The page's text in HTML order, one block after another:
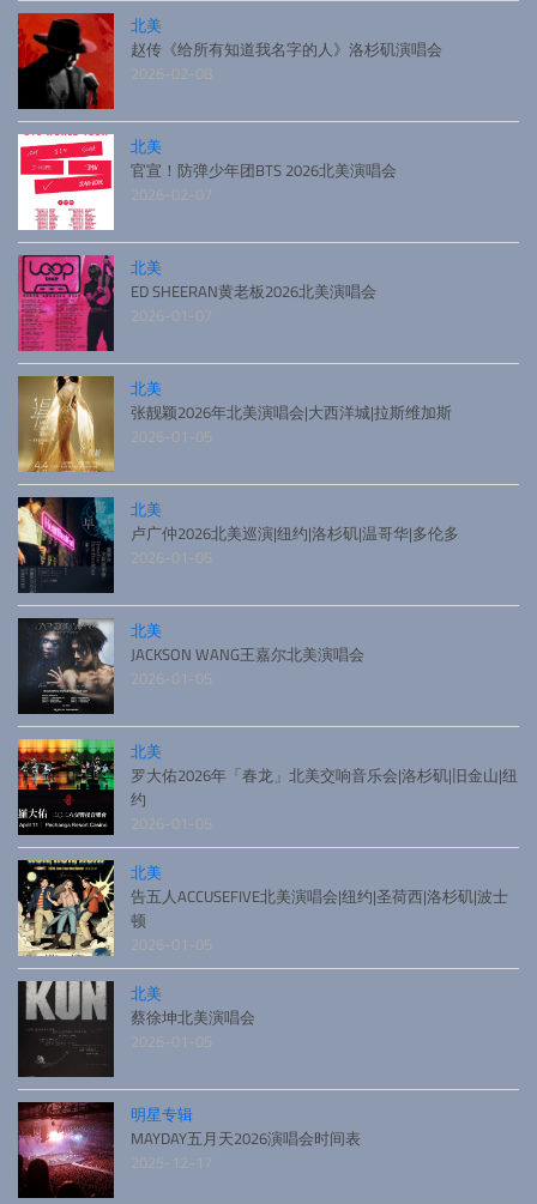
北美
赵传《给所有知道我名字的人》洛杉矶演唱会
2026-02-08
北美
官宣！防弹少年团BTS 2026北美演唱会
2026-02-07
北美
ED SHEERAN黄老板2026北美演唱会
2026-01-07
北美
张靓颖2026年北美演唱会|大西洋城|拉斯维加斯
2026-01-05
北美
卢广仲2026北美巡演|纽约|洛杉矶|温哥华|多伦多
2026-01-05
北美
JACKSON WANG王嘉尔北美演唱会
2026-01-05
北美
罗大佑2026年「春龙」北美交响音乐会|洛杉矶|旧金山|纽
约
2026-01-05
北美
告五人ACCUSEFIVE北美演唱会|纽约|圣荷西|洛杉矶|波士
顿
2026-01-05
北美
蔡徐坤北美演唱会
2026-01-05
明星专辑
MAYDAY五月天2026演唱会时间表
2025-12-17